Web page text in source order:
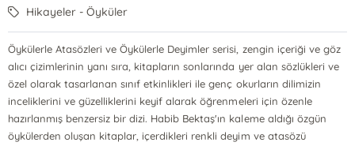
Hikayeler - Öyküler
Öykülerle Atasözleri ve Öykülerle Deyimler serisi, zengin içeriği ve göz
alıcı çizimlerinin yanı sıra, kitapların sonlarında yer alan sözlükleri ve
özel olarak tasarlanan sınıf etkinlikleri ile genç okurların dilimizin
inceliklerini ve güzelliklerini keyif alarak öğrenmeleri için özenle
hazırlanmış benzersiz bir dizi. Habib Bektaş'ın kaleme aldığı özgün
öykülerden oluşan kitaplar, içerdikleri renkli deyim ve atasözü